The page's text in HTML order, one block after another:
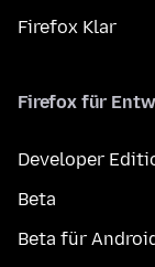
Firefox Klar
Firefox für
Developer
Beta
Beta für